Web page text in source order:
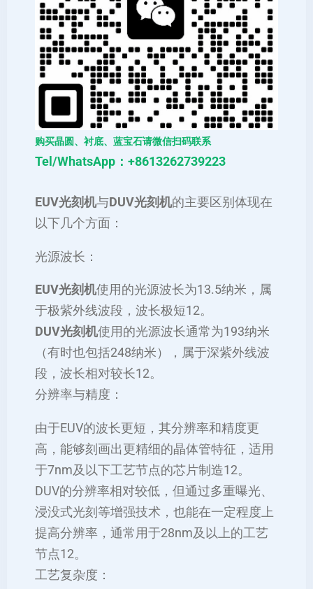
购买晶圆、衬底、蓝宝石请微信扫码联系
Tel/WhatsApp：+8613262739223
‌EUV光刻机与DUV光刻机的主要区别体现在
以下几个方面‌：
‌光源波长‌：
EUV光刻机使用的光源波长为13.5纳米，属
于极紫外线波段，波长极短‌12。
DUV光刻机使用的光源波长通常为193纳米
（有时也包括248纳米），属于深紫外线波
段，波长相对较长‌12。
‌分辨率与精度‌：
由于EUV的波长更短，其分辨率和精度更
高，能够刻画出更精细的晶体管特征，适用
于7nm及以下工艺节点的芯片制造‌12。
DUV的分辨率相对较低，但通过多重曝光、
浸没式光刻等增强技术，也能在一定程度上
提高分辨率，通常用于28nm及以上的工艺
节点‌12。
‌工艺复杂度‌：